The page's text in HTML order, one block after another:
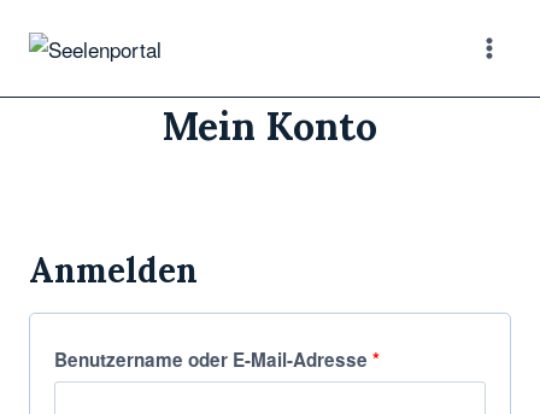
Mein Konto
Anmelden
Benutzername oder E-Mail-Adresse *